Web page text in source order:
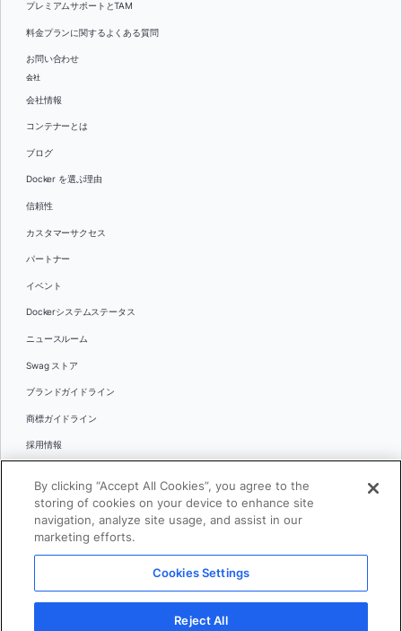
プレミアムサポートとTAM
料金プランに関するよくある質問
お問い合わせ
会社
会社情報
コンテナーとは
ブログ
Docker を選ぶ理由
信頼性
カスタマーサクセス
パートナー
イベント
Dockerシステムステータス
ニュースルーム
Swag ストア
ブランドガイドライン
商標ガイドライン
採用情報
言語
日本語
© 2026 Docker Inc.全著作権所有
利用規約(英語)
プライバシー
By clicking “Accept All Cookies”, you agree to the
storing of cookies on your device to enhance site
navigation, analyze site usage, and assist in our
marketing efforts.
Cookies Settings
Reject All